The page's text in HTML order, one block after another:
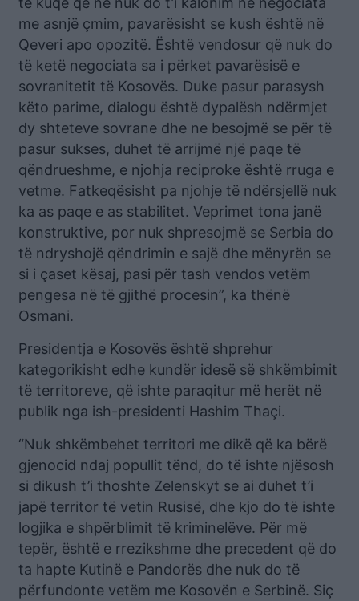
me asnjë çmim, pavarësisht se kush është në
Qeveri apo opozitë. Është vendosur që nuk do
të ketë negociata sa i përket pavarësisë e
sovranitetit të Kosovës. Duke pasur parasysh
këto parime, dialogu është dypalësh ndërmjet
dy shteteve sovrane dhe ne besojmë se për të
pasur sukses, duhet të arrijmë një paqe të
qëndrueshme, e njohja reciproke është rruga e
vetme. Fatkeqësisht pa njohje të ndërsjellë nuk
ka as paqe e as stabilitet. Veprimet tona janë
konstruktive, por nuk shpresojmë se Serbia do
të ndryshojë qëndrimin e sajë dhe mënyrën se
si i çaset kësaj, pasi për tash vendos vetëm
pengesa në të gjithë procesin”, ka thënë
Osmani.
Presidentja e Kosovës është shprehur
kategorikisht edhe kundër idesë së shkëmbimit
të territoreve, që ishte paraqitur më herët në
publik nga ish-presidenti Hashim Thaçi.
“Nuk shkëmbehet territori me dikë që ka bërë
gjenocid ndaj popullit tënd, do të ishte njësosh
si dikush t’i thoshte Zelenskyt se ai duhet t’i
japë territor të vetin Rusisë, dhe kjo do të ishte
logjika e shpërblimit të kriminelëve. Për më
tepër, është e rrezikshme dhe precedent që do
ta hapte Kutinë e Pandorës dhe nuk do të
përfundonte vetëm me Kosovën e Serbinë. Siç